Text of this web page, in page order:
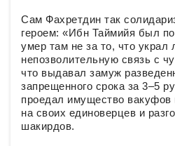
Сам Фахретдин так
героем: «Ибн Таймийя был
умер там не за то, что
непозволительную связь с
что выдавал замуж
запрещенного срока за 3–5
проедал имущество вакуфов
на своих единоверцев и
шакирдов.